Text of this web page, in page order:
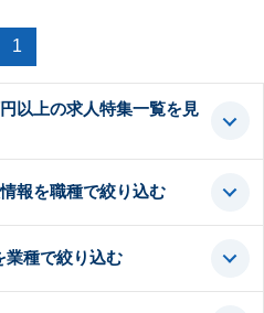
1
以上の求人特集一覧を見
報を職種で絞り込む
業種で絞り込む